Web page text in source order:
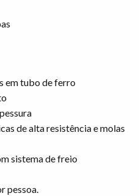
em tubo de ferro
de alta resistência e molas
sistema de freio
pessoa.